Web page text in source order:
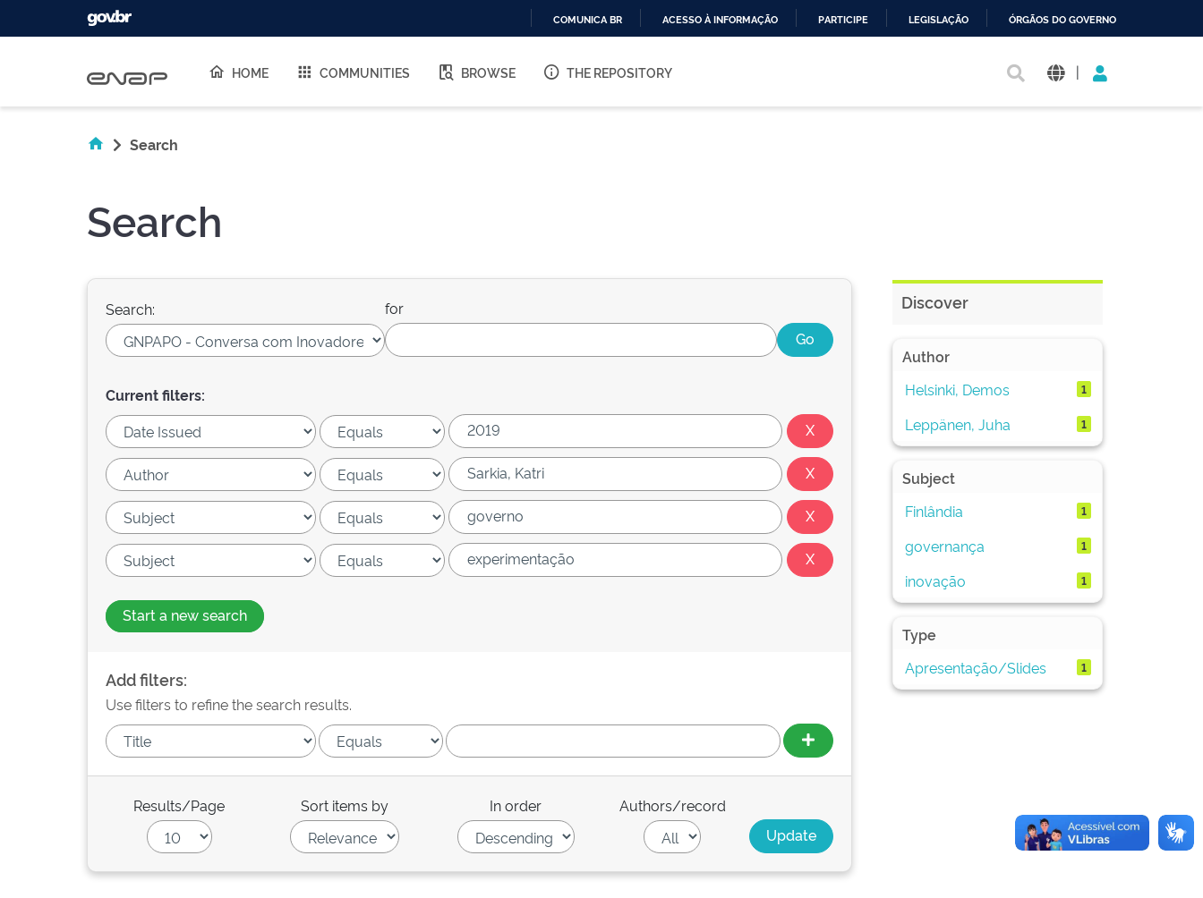
O
COMUNICA BR ACESSO À INFORMAÇÃO PARTICIPE LEGISLAÇÃO ÓRGÃOS DO GOVERNO
HOME COMMUNITIES BROWSE THE REPOSITORY |
Search
Search
Search: for
Current filters:
Start a new search
Add filters:
Use filters to refine the search results.
Results/Page Sort items by In order Authors/record
Discover
Author
Helsinki, Demos
1
Leppänen, Juha 1
Subject
Finlândia
1
governança 1
inovação 1
Type
Apresentação/Slides
1